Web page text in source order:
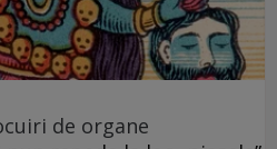
de organe